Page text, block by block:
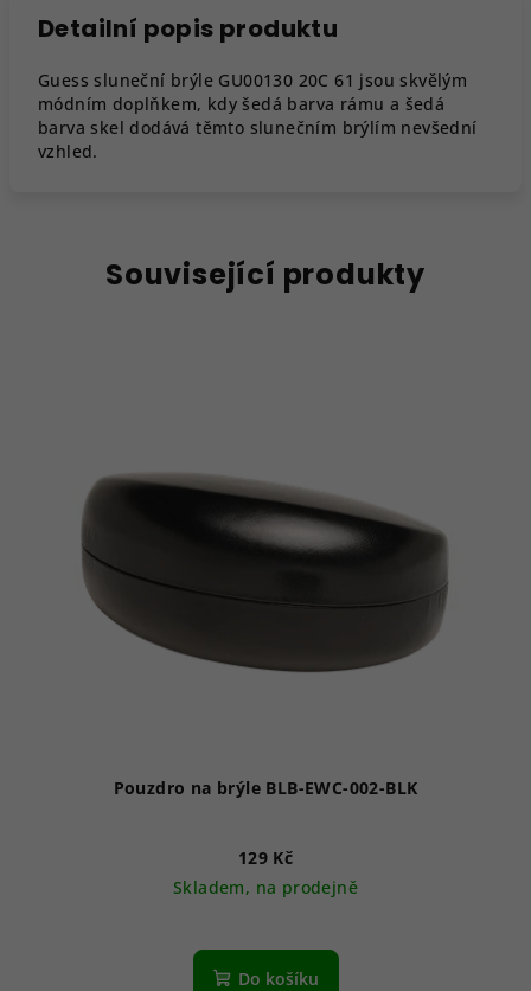
Detailní popis produktu
Guess sluneční brýle GU00130 20C 61 jsou skvělým
módním doplňkem, kdy šedá barva rámu a šedá
barva skel dodává těmto slunečním brýlím nevšední
vzhled.
Související produkty
Pouzdro na brýle BLB-EWC-002-BLK
129 Kč
Skladem, na prodejně
Do košíku